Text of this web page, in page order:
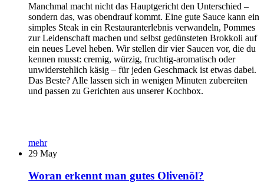
Manchmal macht nicht das Hauptgericht den Unterschied –
sondern das, was obendrauf kommt. Eine gute Sauce kann ein
simples Steak in ein Restauranterlebnis verwandeln, Pommes
zur Leidenschaft machen und selbst gedünsteten Brokkoli auf
ein neues Level heben. Wir stellen dir vier Saucen vor, die du
kennen musst: cremig, würzig, fruchtig-aromatisch oder
unwiderstehlich käsig – für jeden Geschmack ist etwas dabei.
Das Beste? Alle lassen sich in wenigen Minuten zubereiten
und passen zu Gerichten aus unserer Kochbox.
mehr
29 May
Woran erkennt man gutes Olivenöl?